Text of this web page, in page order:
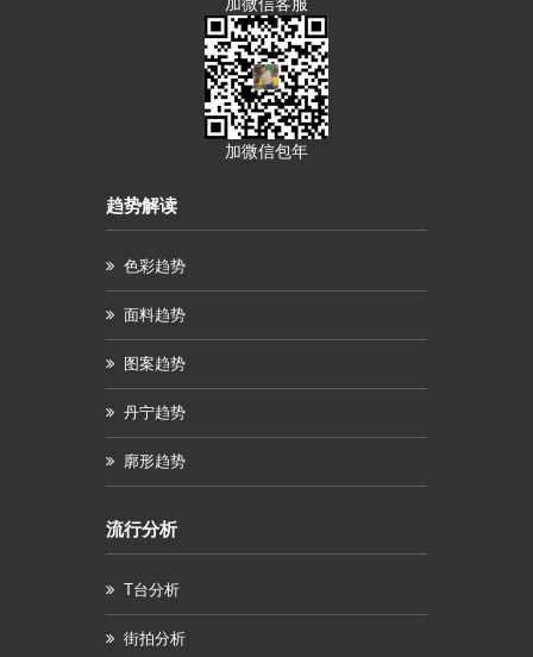
加微信客服
加微信包年
趋势解读
色彩趋势
面料趋势
图案趋势
丹宁趋势
廓形趋势
流行分析
T台分析
街拍分析